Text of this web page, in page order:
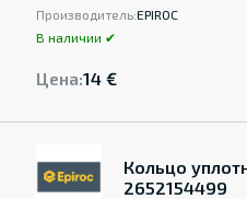
Производитель:EPIROC
В наличии ✔
Цена:14 €
Кольцо
2652154499